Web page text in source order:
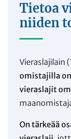
Tietoa
niiden
Vieraslajilain
omistajilla
vieraslajit
On tärkeää